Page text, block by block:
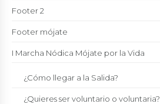
Footer 2
Footer mójate
I Marcha Nódica Mójate por la Vida
¿Cómo llegar a la Salida?
¿Quieres ser voluntario o voluntaria?